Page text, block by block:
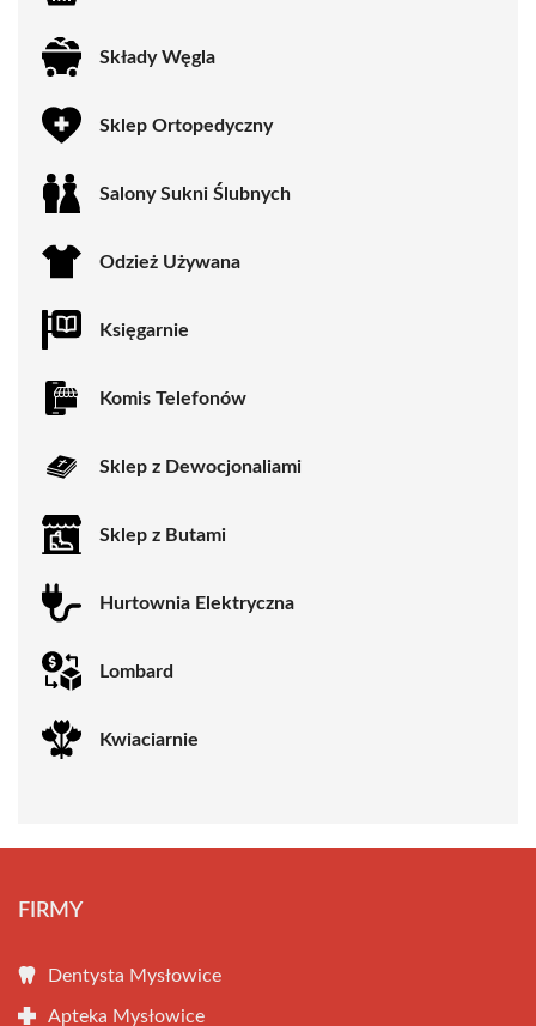
Składy Węgla
Sklep Ortopedyczny
Salony Sukni Ślubnych
Odzież Używana
Księgarnie
Komis Telefonów
Sklep z Dewocjonaliami
Sklep z Butami
Hurtownia Elektryczna
Lombard
Kwiaciarnie
FIRMY
Dentysta Mysłowice
Apteka Mysłowice